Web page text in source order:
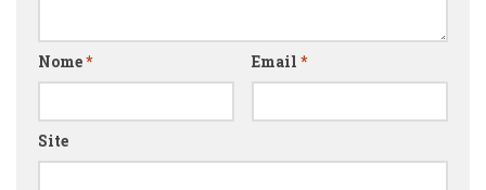
Nome* Email *
Site